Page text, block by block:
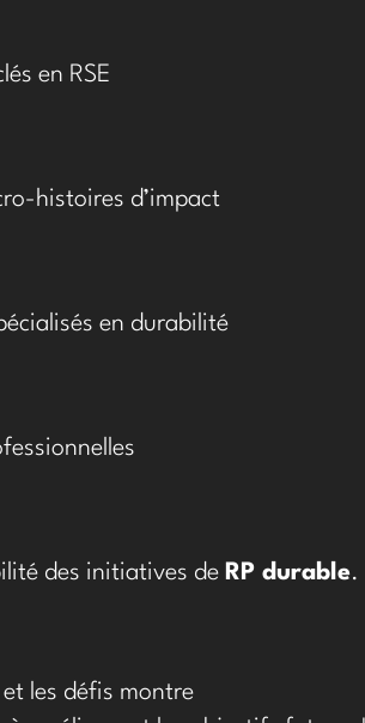
en RSE
histoires d’impact
en durabilité
des initiatives de RP durable.
les défis montre